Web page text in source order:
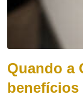
Quando a
benefícios